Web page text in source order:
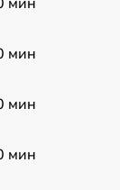
мин
мин
мин